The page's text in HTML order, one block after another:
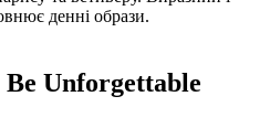
денні образи.
Unforgettable